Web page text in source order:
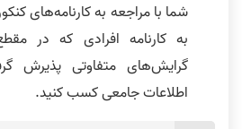
شما با مراجعه به کارنامه‌های
به کارنامه افرادی که در
گرایش‌های متفاوتی پذیرش
اطلاعات جامعی کسب کنید.